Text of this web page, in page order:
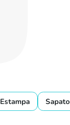
Estampa
Sapato